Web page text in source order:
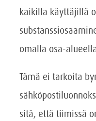
kaikilla käyttäjillä
omalla osa-
Tämä ei tarkoita
sitä, että tiimissä